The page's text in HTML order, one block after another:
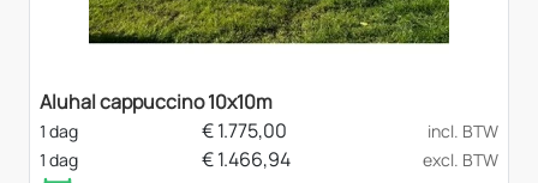
Aluhal cappuccino 10x10m
1 dag €1.775,00
incl. BTW
1 dag
€1.466,94 excl. BTW